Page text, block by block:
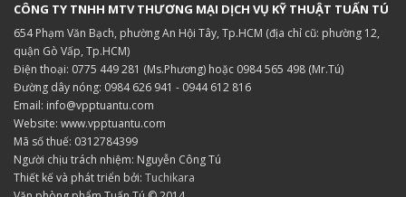
CÔNG TY TNHH MTV THƯƠNG MẠI DỊCH VỤ KỸ THUẬT TUẤN TÚ
654 Phạm Văn Bạch, phường An Hội Tây, Tp.HCM (địa chỉ cũ: phường 12,
quận Gò Vấp, Tp.HCM)
Điện thoại: 0775 449 281 (Ms.Phương) hoặc 0984 565 498 (Mr.Tú)
Đường dây nóng: 0984 626 941 - 0944 612 816
Email: info@vpptuantu.com
Website: www.vpptuantu.com
Mã số thuế: 0312784399
Người chịu trách nhiệm: Nguyễn Công Tú
Thiết kế và phát triển bởi: Tuchikara